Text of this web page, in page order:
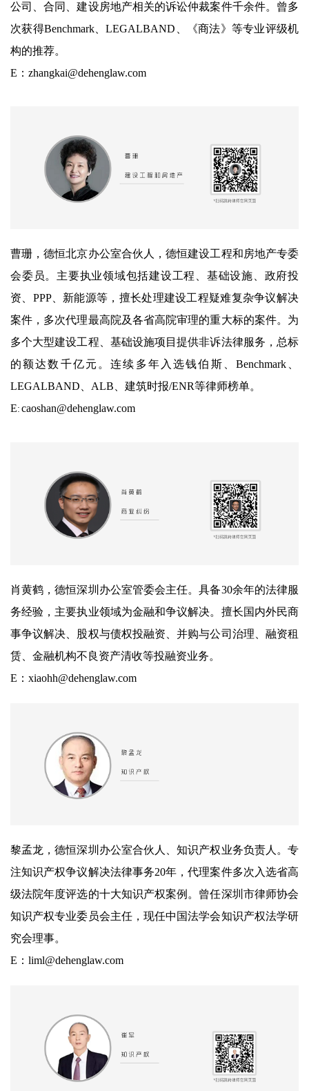
公司、合同、建设房地产相关的诉讼仲裁案件千余件。曾多
次获得Benchmark、LEGALBAND、《商法》等专业评级机
构的推荐。
E：zhangkai@dehenglaw.com
曹珊，德恒北京办公室合伙人，德恒建设工程和房地产专委
会委员。主要执业领域包括建设工程、基础设施、政府投
资、PPP、新能源等，擅长处理建设工程疑难复杂争议解决
案件，多次代理最高院及各省高院审理的重大标的案件。为
多个大型建设工程、基础设施项目提供非诉法律服务，总标
的额达数千亿元。连续多年入选钱伯斯、Benchmark、
LEGALBAND、ALB、建筑时报/ENR等律师榜单。
E: caoshan@dehenglaw.com
肖黄鹤，德恒深圳办公室管委会主任。具备30余年的法律服
务经验，主要执业领域为金融和争议解决。擅长国内外民商
事争议解决、股权与债权投融资、并购与公司治理、融资租
赁、金融机构不良资产清收等投融资业务。
E：xiaohh@dehenglaw.com
黎孟龙，德恒深圳办公室合伙人、知识产权业务负责人。专
注知识产权争议解决法律事务20年，代理案件多次入选省高
级法院年度评选的十大知识产权案例。曾任深圳市律师协会
知识产权专业委员会主任，现任中国法学会知识产权法学研
究会理事。
E：liml@dehenglaw.com